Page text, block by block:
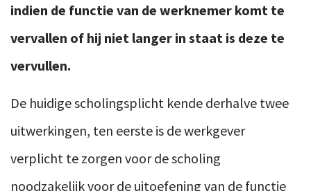
indien de functie van de werknemer komt te
vervallen of hij niet langer in staat is deze te
vervullen.
De huidige scholingsplicht kende derhalve twee
uitwerkingen, ten eerste is de werkgever
verplicht te zorgen voor de scholing
noodzakelijk voor de uitoefening van de functie